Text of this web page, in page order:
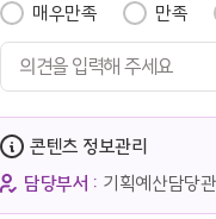
매우만족 만족
콘텐츠 정보관리
담당부서 : 기획예산담당관